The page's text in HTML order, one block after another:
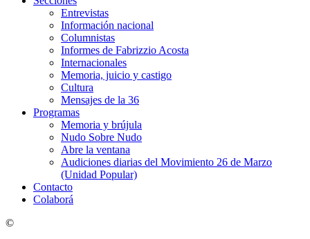
Entrevistas
Información nacional
Columnistas
Informes de Fabrizzio Acosta
Internacionales
Memoria, juicio y castigo
Cultura
Mensajes de la 36
Programas
Memoria y brújula
Nudo Sobre Nudo
Abre la ventana
Audiciones diarias del Movimiento 26 de Marzo
(Unidad Popular)
Contacto
Colaborá
©